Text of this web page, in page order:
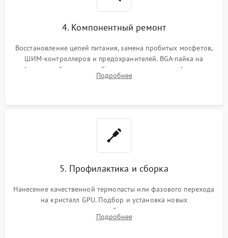
4. Компонентный ремонт
Восстановление цепей питания, замена пробитых мосфетов,
ШИМ-контроллеров и предохранителей. BGA-пайка на
инфракрасной станции реболлинг или замена графического
чипа и дефектной памяти GDDR. Прошивка BIOS
Подробнее
5. Профилактика и сборка
Нанесение качественной термопасты или фазового перехода
на кристалл GPU. Подбор и установка новых
термопрокладок правильной толщины на память и цепи
питания. Монтаж радиатора и бэкплейта, подключение и
Подробнее